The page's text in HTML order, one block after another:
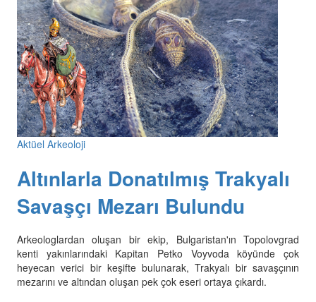
Aktüel Arkeoloji
Altınlarla Donatılmış Trakyalı
Savaşçı Mezarı Bulundu
Arkeologlardan oluşan bir ekip, Bulgaristan'ın Topolovgrad
kenti yakınlarındaki Kapitan Petko Voyvoda köyünde çok
heyecan verici bir keşifte bulunarak, Trakyalı bir savaşçının
mezarını ve altından oluşan pek çok eseri ortaya çıkardı.